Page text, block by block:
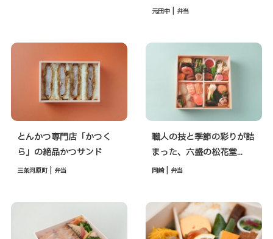
元田中 | 弁当
とんかつ専門店「かつく
ら」の絶品かつサンド
三条河原町 | 弁当
職人の技と季節の彩りが詰
まった、六盛の松花堂...
岡崎 | 弁当